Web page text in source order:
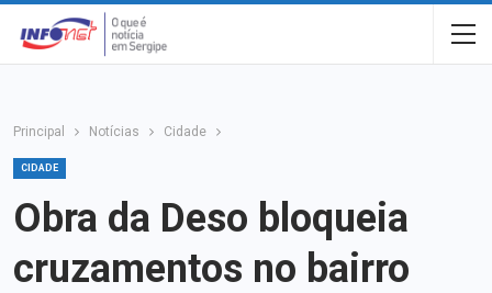
Principal Notícias Cidade
CIDADE
Obra da Deso bloqueia
cruzamentos no bairro